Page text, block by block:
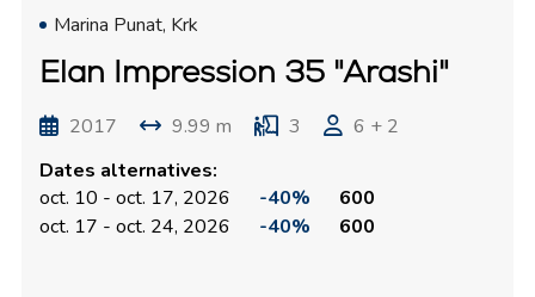
Marina Punat, Krk
Elan Impression 35 "Arashi"
2017 9.99 m 3
6 + 2
Dates alternatives:
oct. 10 - oct. 17, 2026
-40%
600
oct. 17 - oct. 24, 2026
-40% 600